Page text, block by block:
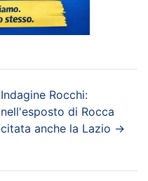
Indagine Rocchi:
nell'esposto di Rocca
citata anche la Lazio →